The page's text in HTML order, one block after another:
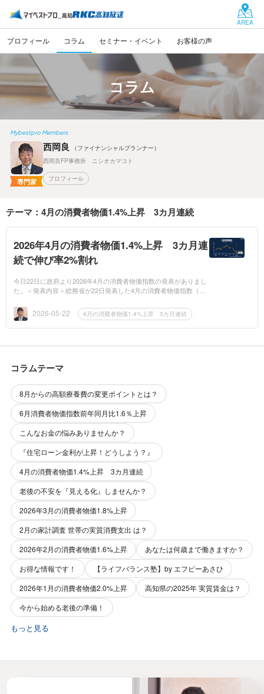
AREA
プロフィール コラム セミナー・イベント お客様の声
コラム
Mybestpro Members
専門家
西岡良
（ファイナンシャルプランナー）
西岡良FP事務所 ニシオカマコト
プロフィール
テーマ：4月の消費者物価1.4%上昇 3カ月連続
2026年4月の消費者物価1.4%上昇 3カ月連
続で伸び率2%割れ
今日22日に政府より2026年4月の消費者物価指数の発表がありまし
た。＜発表内容＞総務省が22日発表した4月の消費者物価指数（CP
り、前年同月比で1...
2026-05-22 4月の消費者物価1.4%上昇 3カ月連続
コラムテーマ
8月からの高額療養費の変更ポイントとは？
6月消費者物価指数前年同月比1.6％上昇
こんなお金の悩みありませんか？
『住宅ローン金利が上昇！どうしよう？』
4月の消費者物価1.4%上昇 3カ月連続
老後の不安を『見える化』しませんか？
2026年3月の消費者物価1.8%上昇
2月の家計調査 世帯の実質消費支出 は？
2026年2月の消費者物価1.6%上昇
あなたは何歳まで働きますか？
お得な情報です！
【ライフバランス塾】by エフピーあさひ
2026年1月の消費者物価2.0%上昇
高知県の2025年 実質賃金は？
今から始める老後の準備！
もっと見る